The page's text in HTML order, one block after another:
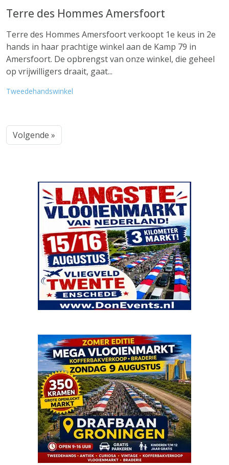
Terre des Hommes Amersfoort
Terre des Hommes Amersfoort verkoopt 1e keus in 2e
hands in haar prachtige winkel aan de Kamp 79 in
Amersfoort. De opbrengst van onze winkel, die geheel
op vrijwilligers draait, gaat...
Tweedehandswinkel
Volgende »